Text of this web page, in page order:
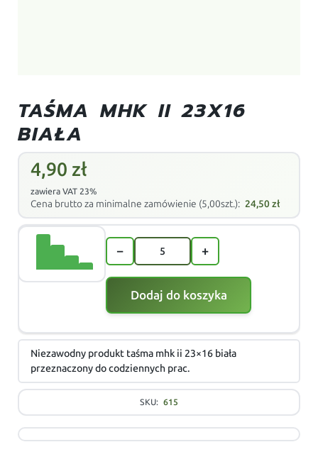
TAŚMA MHK II 23X16
BIAŁA
4,90 zł
zawiera VAT 23%
Cena brutto za minimalne zamówienie (5,00szt.): 24,50zł
− +
Dodaj do koszyka
Niezawodny produkt taśma mhk ii 23×16 biała
przeznaczony do codziennych prac.
SKU: 615